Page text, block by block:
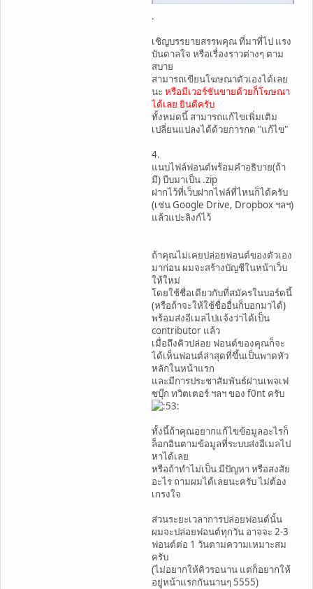
.
เชิญบรรยายสรรพคุณ ที่มาที่ไป แรง
บันดาลใจ หรือเรื่องราวต่างๆ ตาม
สบาย
สามารถเขียนโฆษณาตัวเองได้เลย
นะ หรือมีเวอร์ชันขายด้วยก็โฆษณา
ได้เลย ยินดีครับ
ทั้งหมดนี้ สามารถแก้ไขเพิ่มเติม
เปลี่ยนแปลงได้ด้วยการกด "แก้ไข"
4.
แนบไฟล์ฟอนต์พร้อมคำอธิบาย(ถ้า
มี) บีบมาเป็น .zip
ฝากไว้ที่เว็บฝากไฟล์ที่ไหนก็ได้ครับ
(เช่น Google Drive, Dropbox ฯลฯ)
แล้วแปะลิงก์ไว้
ถ้าคุณไม่เคยปล่อยฟอนต์ของตัวเอง
มาก่อน ผมจะสร้างบัญชีในหน้าเว็บ
ให้ใหม่
โดยใช้ชื่อเดียวกับที่สมัครในบอร์ดนี้
(หรือถ้าจะให้ใช้ชื่ออื่นก็บอกมาได้)
พร้อมส่งอีเมลไปแจ้งว่าได้เป็น
contributor แล้ว
เมื่อถึงคิวปล่อย ฟอนต์ของคุณก็จะ
ได้เห็นฟอนต์ล่าสุดที่ขึ้นเป็นพาดหัว
หลักในหน้าแรก
และมีการประชาสัมพันธ์ผ่านเพจเฟ
ซบุ๊ก ทวิตเตอร์ ฯลฯ ของ f0nt ครับ
ทั้งนี้ถ้าคุณอยากแก้ไขข้อมูลอะไรก็
ล็อกอินตามข้อมูลที่ระบบส่งอีเมลไป
หาได้เลย
หรือถ้าทำไม่เป็น มีปัญหา หรือสงสัย
อะไร ถามผมได้เลยนะครับ ไม่ต้อง
เกรงใจ
ส่วนระยะเวลาการปล่อยฟอนต์นั้น
ผมจะปล่อยฟอนต์ทุกวัน อาจจะ 2-3
ฟอนต์ต่อ 1 วันตามความเหมาะสม
ครับ
(ไม่อยากให้คิวรอนาน แต่ก็อยากให้
อยู่หน้าแรกกันนานๆ 5555)